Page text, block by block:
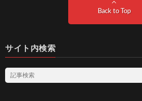
Back to Top
サイト内検索